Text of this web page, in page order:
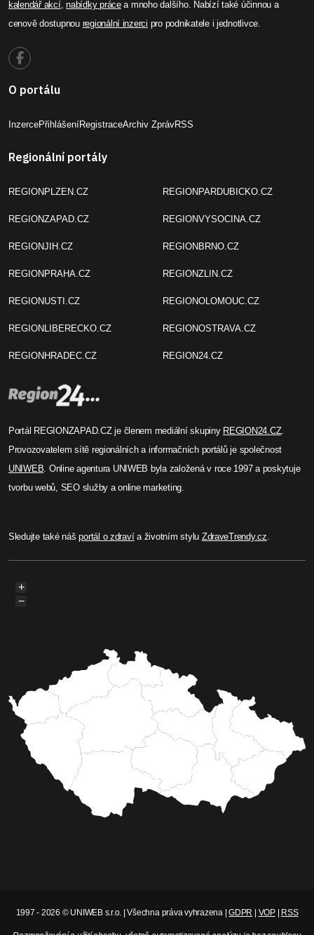
kalendář akcí,nabídky prácea mnoho dalšího. Nabízí také účinnou a
cenově dostupnou regionální inzerci pro podnikatele i jednotlivce.
O portálu
InzercePřihlášeníRegistraceArchiv ZprávRSS
Regionální portály
REGIONPLZEN.CZ
REGIONZAPAD.CZ
REGIONJIH.CZ
REGIONPRAHA.CZ
REGIONUSTI.CZ
REGIONLIBERECKO.CZ
REGIONHRADEC.CZ
REGIONPARDUBICKO.CZ
REGIONVYSOCINA.CZ
REGIONBRNO.CZ
REGIONZLIN.CZ
REGIONOLOMOUC.CZ
REGIONOSTRAVA.CZ
REGION24.CZ
Portál REGIONZAPAD.CZ je členem mediální skupiny REGION24.CZ.
Provozovatelem sítě regionálních a informačních portálů je společnost
UNIWEB . Online agentura UNIWEB byla založená v roce 1997 a poskytuje
tvorbu webů, SEO služby a online marketing.
Sledujte také nášportál o zdravía životním stylu ZdraveTrendy.cz
+
−
1997 - 2026 © UNIWEB s.r.o. | Všechna práva vyhrazena |GDPR | VOP| RSS